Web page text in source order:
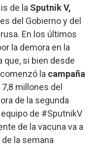
de la Sputnik V,
del Gobierno y del
En los últimos
la demora en la
que, si bien desde
la campaña
millones del
de la segunda
de #SputnikV
de la vacuna va a
la semana